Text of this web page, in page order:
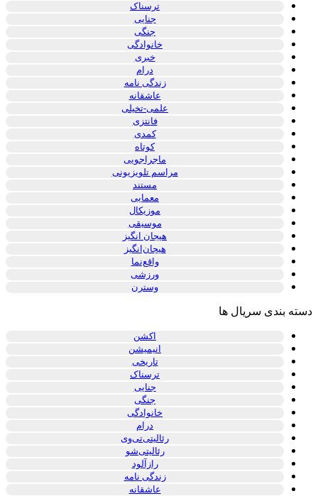
ترسناک
جنایی
جنگی
خانوادگی
خبری
درام
زندگی نامه
عاشقانه
علمی-تخیلی
فانتزی
کمدی
کوتاه
ماجراجویی
مراسم تلویزیونی
مستند
معمایی
موزیکال
موسیقی
هیجان انگیز
هیجان‌انگیز
واقع‌نما
ورزشی
وسترن
دسته بندی سریال ها
اکشن
انیمیشن
تاریخی
ترسناک
جنایی
جنگی
خانوادگی
درام
رئالیتی‌تی‌وی
رئالیتی‌شو
رازآلود
زندگی نامه
عاشقانه